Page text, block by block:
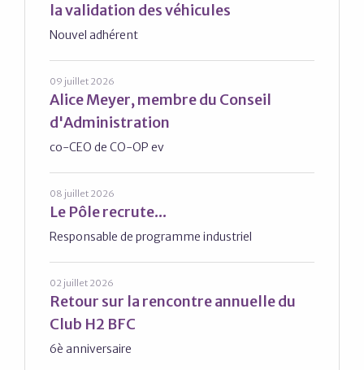
la validation des véhicules
Nouvel adhérent
09 juillet 2026
Alice Meyer, membre du Conseil
d'Administration
co-CEO de CO-OP ev
08 juillet 2026
Le Pôle recrute...
Responsable de programme industriel
02 juillet 2026
Retour sur la rencontre annuelle du
Club H2 BFC
6è anniversaire